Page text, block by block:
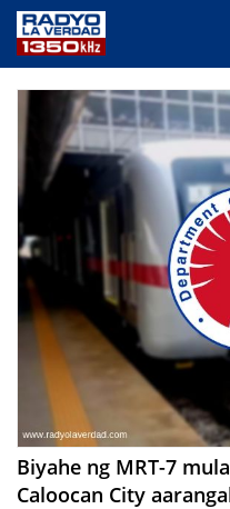
PUBLIC SERVICE
ANNOUNCEMENTS
PROGRAMS
CONTACT US
Biyahe ng MRT-7
Caloocan City